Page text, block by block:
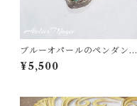
ブルーオパールのペンダント
トップ（リバーシブル）
¥5,500